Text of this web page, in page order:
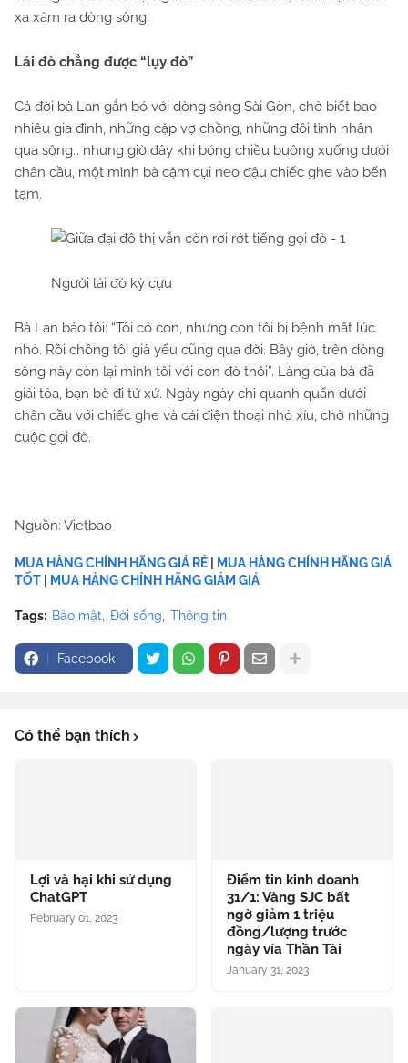
xa xăm ra dòng sông.
Lái đò chẳng được “lụy đò”
Cả đời bà Lan gắn bó với dòng sông Sài Gòn, chở biết bao
nhiêu gia đình, những cặp vợ chồng, những đôi tình nhân
qua sông… nhưng giờ đây khi bóng chiều buông xuống dưới
chân cầu, một mình bà cặm cụi neo đậu chiếc ghe vào bến
tạm.
Người lái đò kỳ cựu
Bà Lan bảo tôi: “Tôi có con, nhưng con tôi bị bệnh mất lúc
nhỏ. Rồi chồng tôi già yếu cũng qua đời. Bây giờ, trên dòng
sông này còn lại mình tôi với con đò thôi”. Làng của bà đã
giải tỏa, bạn bè đi tứ xứ. Ngày ngày chỉ quanh quẩn dưới
chân cầu với chiếc ghe và cái điện thoại nhỏ xíu, chờ những
cuộc gọi đò.
Nguồn: Vietbao
MUA HÀNG CHÍNH HÃNG GIÁ RẺ
MUA HÀNG CHÍNH HÃNG GIÁ
TỐT
MUA HÀNG CHÍNH HÃNG GIẢM GIÁ
Tags: Bảo mật Đời sống Thông tin
Facebook
Có thể bạn thích
Lợi và hại khi sử dụng
ChatGPT
February 01, 2023
Điểm tin kinh doanh
31/1: Vàng SJC bất
ngờ giảm 1 triệu
đồng/lượng trước
ngày vía Thần Tài
January 31, 2023